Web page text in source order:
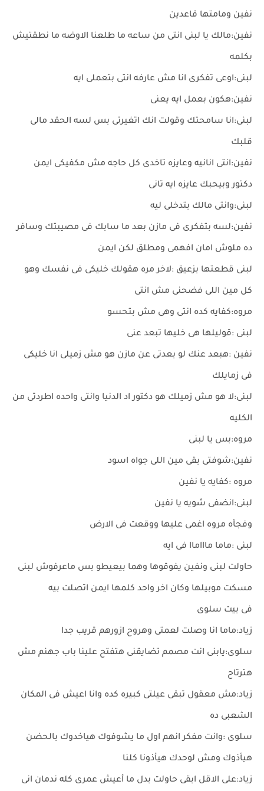
نفين ومامتها قاعدين
نفين:مالك يا لبنى انتى من ساعه ما طلعنا الاوضه ما نطقتيش
بكلمه
لبنى:اوعى تفكرى انا مش عارفه انتى بتعملى ايه
نفين:هكون بعمل ايه يعنى
لبنى:انا سامحتك وقولت انك اتغيرتى بس لسه الحقد مالى
قلبك
نفين:انتى انانيه وعايزه تاخدى كل حاجه مش مكفيكى ايمن
دكتور وبيحبك عايزه ايه تانى
لبنى:وانتى مالك بتدخلى ليه
نفين:لسه بتفكرى فى مازن بعد ما سابك فى مصيبتك وسافر
ده ملوش امان افهمى ومطلق لكن ايمن
لبنى قطعتها بزعيق :لاخر مره هقولك خليكى فى نفسك وهو
كل مين اللى فضحنى مش انتى
مروه:كفايه كده انتى وهى مش بتحسو
لبنى :قوليلها هى خليها تبعد عنى
نفين :هبعد عنك لو بعدتى عن مازن هو مش زميلى انا خليكى
فى زمايلك
لبنى:لا هو مش زميلك هو دكتور اد الدنيا وانتى واحده اطردتى من
الكليه
مروه:بس يا لبنى
نفين:شوفتى بقى مين اللى جواه اسود
مروه :كفايه يا نفين
لبنى:انضفى شويه يا نفين
وفجأه مروه اغمى عليها ووقعت فى الارض
لبنى :ماما ماااماا فى ايه
حاولت لبنى ونفين يفوقوها وهما بيعيطو بس ماعرفوش لبنى
مسكت موبيلها وكان اخر واحد كلمها ايمن اتصلت بيه
فى بيت سلوى
زياد:ماما انا وصلت لعمتى وهروح ازورهم قريب جدا
سلوى:يابنى انت مصمم تضايقنى هتفتح علينا باب جهنم مش
هترتاح
زياد:مش معقول تبقى عيلتى كبيره كده وانا اعيش فى المكان
الشعبى ده
سلوى :وانت مفكر انهم اول ما يشوفوك هياخدوك بالحضن
هيأذوك ومش لوحدك هيأذونا كلنا
زياد:على الاقل ابقى حاولت بدل ما أعيش عمرى كله ندمان انى